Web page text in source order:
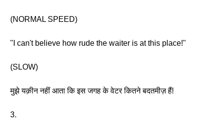
(NORMAL SPEED)
"I can't believe how rude the waiter is at this place!"
(SLOW)
मुझे यक़ीन नहीं आता कि इस जगह के वेटर कितने बदतमीज़ हैं!
3.